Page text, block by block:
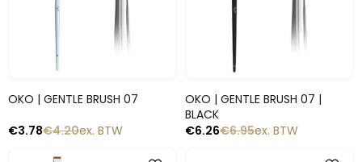
OKO | GENTLE BRUSH 07
€4.20
€3.78 ex. BTW
OKO | GENTLE BRUSH 07 |
BLACK
€6.95
€6.26 ex. BTW